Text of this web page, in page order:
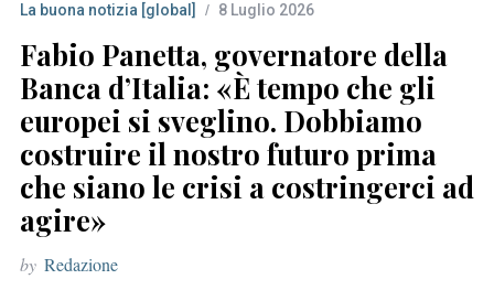
r
c
h
f
o
r
:
La buona notizia [global] 8 Luglio 2026
Fabio Panetta, governatore della
Banca d’Italia: «È tempo che gli
europei si sveglino. Dobbiamo
costruire il nostro futuro prima
che siano le crisi a costringerci ad
agire»
by Redazione